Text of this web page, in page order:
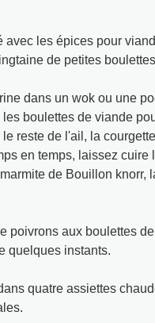
avec les épices pour
de petites
dans un wok ou une
boulettes de viande
reste de l'ail, la
en temps, laissez cuire
de Bouillon knorr,
poivrons aux boulettes
quelques instants.
quatre assiettes